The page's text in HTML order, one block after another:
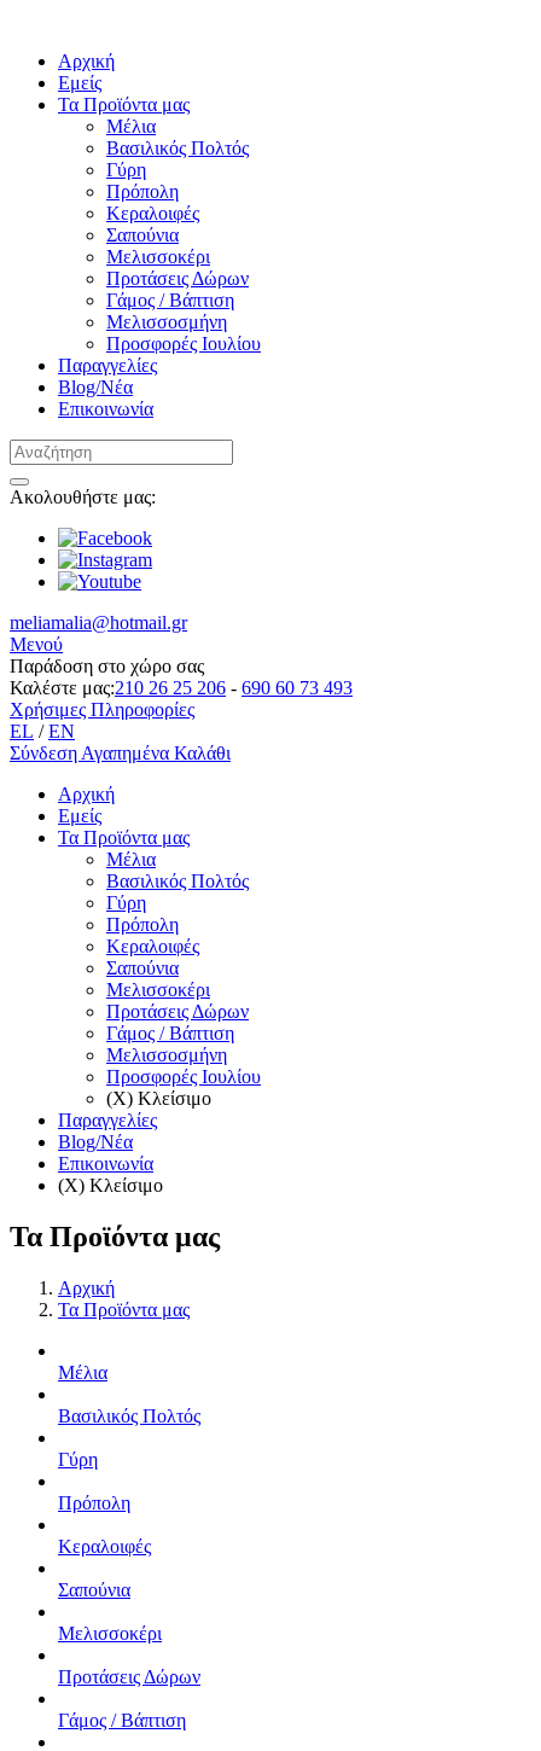
Αρχική
Εμείς
Τα Προϊόντα μας
Μέλια
Βασιλικός Πολτός
Γύρη
Πρόπολη
Κεραλοιφές
Σαπούνια
Μελισσοκέρι
Προτάσεις Δώρων
Γάμος / Βάπτιση
Μελισσοσμήνη
Προσφορές Ιουλίου
Παραγγελίες
Blog/Νέα
Επικοινωνία
Ακολουθήστε μας:
meliamalia@hotmail.gr
Μενού
Παράδοση στο χώρο σας
Καλέστε μας:210 26 25 206 - 690 60 73 493
Χρήσιμες Πληροφορίες
EL /EN
Σύνδεση Αγαπημένα Καλάθι
Αρχική
Εμείς
Τα Προϊόντα μας
Μέλια
Βασιλικός Πολτός
Γύρη
Πρόπολη
Κεραλοιφές
Σαπούνια
Μελισσοκέρι
Προτάσεις Δώρων
Γάμος / Βάπτιση
Μελισσοσμήνη
Προσφορές Ιουλίου
(X) Κλείσιμο
Παραγγελίες
Blog/Νέα
Επικοινωνία
(X) Κλείσιμο
Τα Προϊόντα μας
Αρχική
Τα Προϊόντα μας
Μέλια
Βασιλικός Πολτός
Γύρη
Πρόπολη
Κεραλοιφές
Σαπούνια
Μελισσοκέρι
Προτάσεις Δώρων
Γάμος / Βάπτιση